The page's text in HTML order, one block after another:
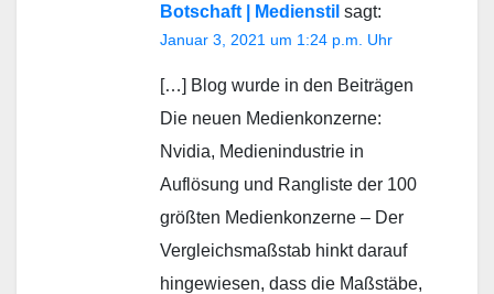
Botschaft | Medienstil sagt:
Januar 3, 2021 um 1:24 p.m. Uhr
[…] Blog wurde in den Beiträgen
Die neuen Medienkonzerne:
Nvidia, Medienindustrie in
Auflösung und Rangliste der 100
größten Medienkonzerne – Der
Vergleichsmaßstab hinkt darauf
hingewiesen, dass die Maßstäbe,